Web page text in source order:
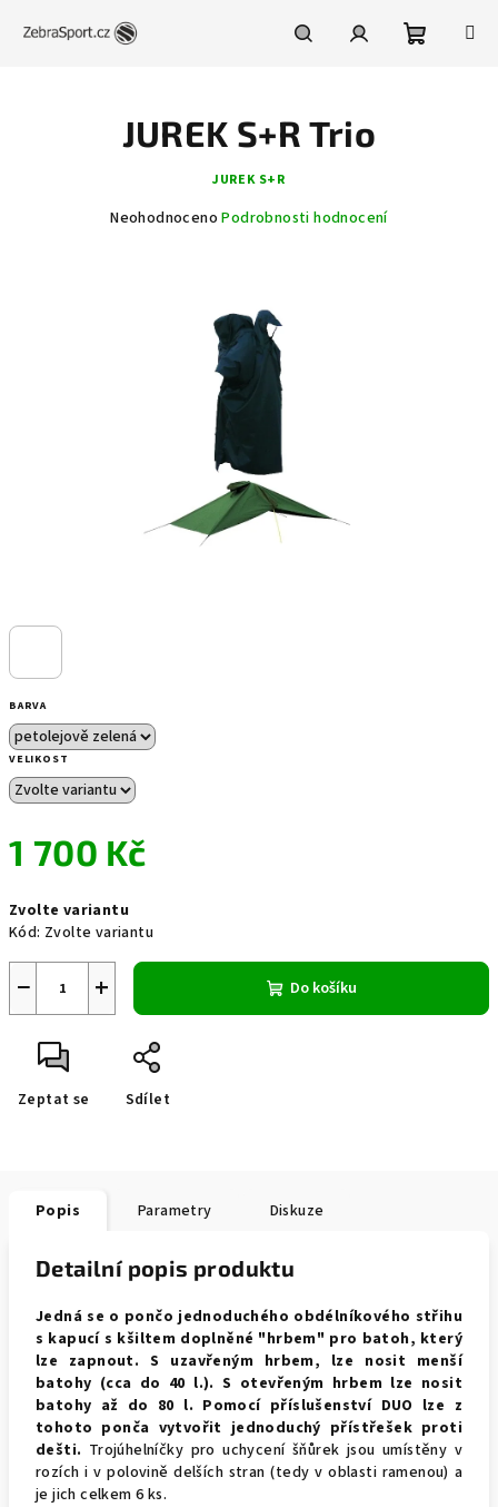
BARVA
VELIKOST
1 700 Kč
cena:
Zvolte variantu
Kód: Zvolte variantu
+
− Do košíku
Zeptat se Sdílet
JUREK S+R Trio
JUREK S+R
Průměrné
Neohodnoceno Podrobnosti hodnocení
Popis Parametry Diskuze
Detailní popis produktu
Jedná se o pončo jednoduchého obdélníkového střihu
s kapucí s kšiltem doplněné "hrbem" pro batoh, který
lze zapnout.S uzavřeným hrbem, lze nosit menší
batohy (cca do 40 l.). S otevřeným hrbem lze nosit
batohy až do 80 l. Pomocí příslušenství DUO lze z
tohoto ponča vytvořit jednoduchý přístřešek proti
dešti. Trojúhelníčky pro uchycení šňůrek jsou umístěny v
rozích i v polovině delších stran (tedy v oblasti ramenou) a
je jich celkem 6 ks.